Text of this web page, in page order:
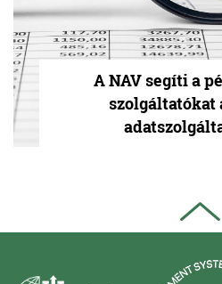
A NAV segíti a
szolgáltatókat